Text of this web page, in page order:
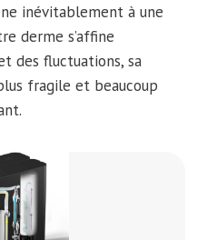
inévitablement à une
derme s’affine
des fluctuations, sa
fragile et beaucoup